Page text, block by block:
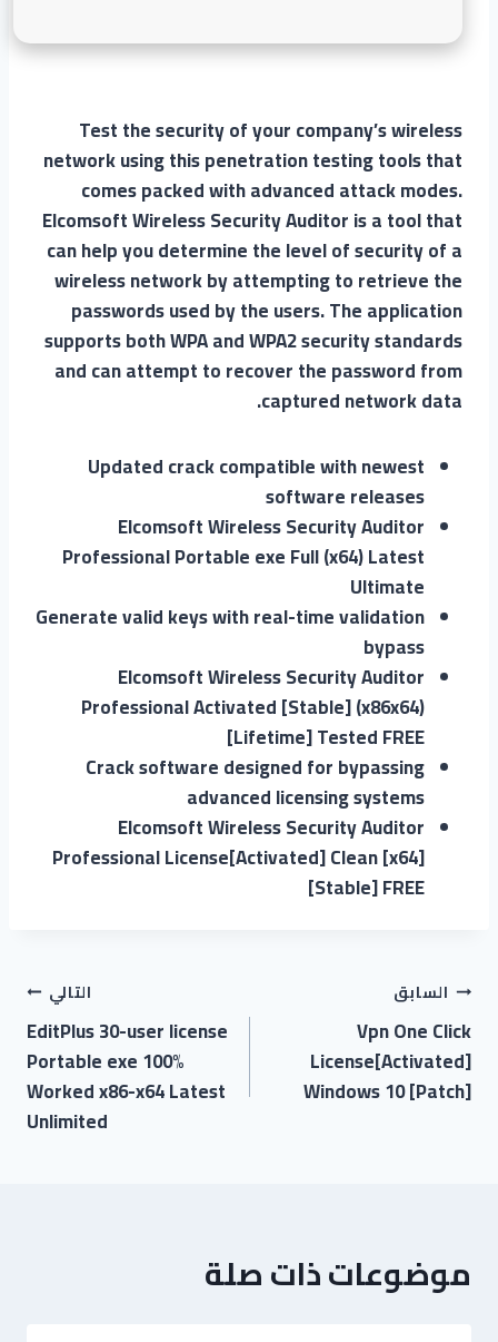
Test the security of your company’s wireless
network using this penetration testing tools that
comes packed with advanced attack modes.
Elcomsoft Wireless Security Auditor is a tool that
can help you determine the level of security of a
wireless network by attempting to retrieve the
passwords used by the users. The application
supports both WPA and WPA2 security standards
and can attempt to recover the password from
captured network data.
Updated crack compatible with newest
software releases
Elcomsoft Wireless Security Auditor
Professional Portable exe Full (x64) Latest
Ultimate
Generate valid keys with real-time validation
bypass
Elcomsoft Wireless Security Auditor
Professional Activated [Stable] (x86x64)
[Lifetime] Tested FREE
Crack software designed for bypassing
advanced licensing systems
Elcomsoft Wireless Security Auditor
Professional License[Activated] Clean [x64]
[Stable] FREE
السابق
Vpn One Click
License[Activated]
Windows 10 [Patch]
التالي
EditPlus 30-user license
Portable exe 100%
Worked x86-x64 Latest
Unlimited
موضوعات ذات صلة